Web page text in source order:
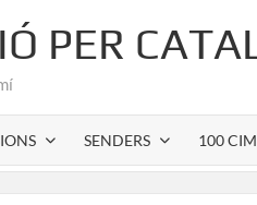
PER
SENDERS 100